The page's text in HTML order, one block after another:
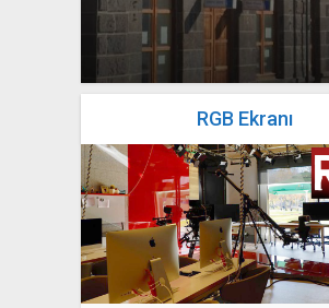
yazan
Bahri Ak
RGB Ekranı